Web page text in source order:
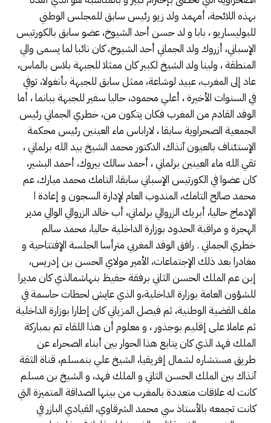
بهذه اللائحة، أمهمد ولد زيو رئيس سابق للمجلس الوطني
للبوليساريو ، بابا و لد حسن أحد الشيوخ، عضو سابق بالكورتيس
الإسباني، أزروك ولد الجماني أحد الشيوخ، كان نائبا لما يسمى والي
المنطقة ، ولينا ولد الشيخ لكبير كان ممثلا للجبهة بلاس بالماس،
عاد إلى المغرب، عبيد لوشاعة، ممثل سابق للجبهة بأنغولا، توفي
في السنوات الأخيرة ، أعلي محمود، حاليا سفير للجبهة ببانما ، أما
الوفد القادم من المغرب فكان يتكون من، خطري الجماني رئيس
الجمعية الصحراوية سابقا ، لاراباس ماء العينين رئيس محكمة
الإستئناف بالعيون آنذاك، الدكتور محمد الشيخ بيد الله برلماني ،
تقي الله ماء العينين برلماني ، أحمد سالك بيروك، أحمد البشير،
كان عضوا في الكورتيس الإسباني سابقا، التامك محمد مبارك، عم
محمد صالح التامك، المندوب العام لإدارة السجون و إعادة ا
الإدماج حاليا، أبريك الزروالي برلماني، أب خالد الزروالي الوالي مدير
الهجرة و مراقبة الحدود بوزارة الداخلية حاليا، محمد سالم
خطري الجماني . رافق الوفد المغربي مترأسا الجلسة الإفتتاحية و
مغادرا بعد ذلك الإجتماعات، الأمير مولاي الحسن بن إدريس،
إبن عم الملك الحسن الثاني برفقة حفيظ بنهاشمالذي كان مديرا
للشؤون العامة بوزارة الداخلية،و الذي عايش لحظات حاسمة في
ملف القضية الوطنية، ثم فيصل المزياني كان إطارا بوزارة الداخلية
ثم عاملا على إقليم بوجذور ، و معلوم أن هذا اللقاء تم بمباركة
الملك فهد الذي كان يتابع هذا الحوار بين أبناء الصحراء عن
طريق مستشاره لشمال إفريقيا، الشيخ علي بنمسلم، قناة الثقة
آنذاك بين الملك الحسن الثاني و الملك فهد، و الشيخ بن مسلم
كانت له علاقات متعددة بالمغرب من بينها الصداقة المتميزة التي
كانت تجمعه بالأستاذ سي محمد الشرقاوي، القيادي البازر في